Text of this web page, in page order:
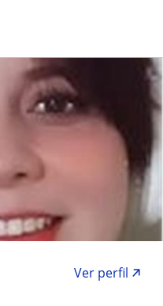
Ver perfil